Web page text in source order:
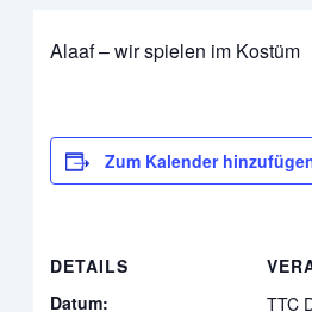
Alaaf – wir spielen im Kostüm
Zum Kalender
DETAILS
Datum:
TTC